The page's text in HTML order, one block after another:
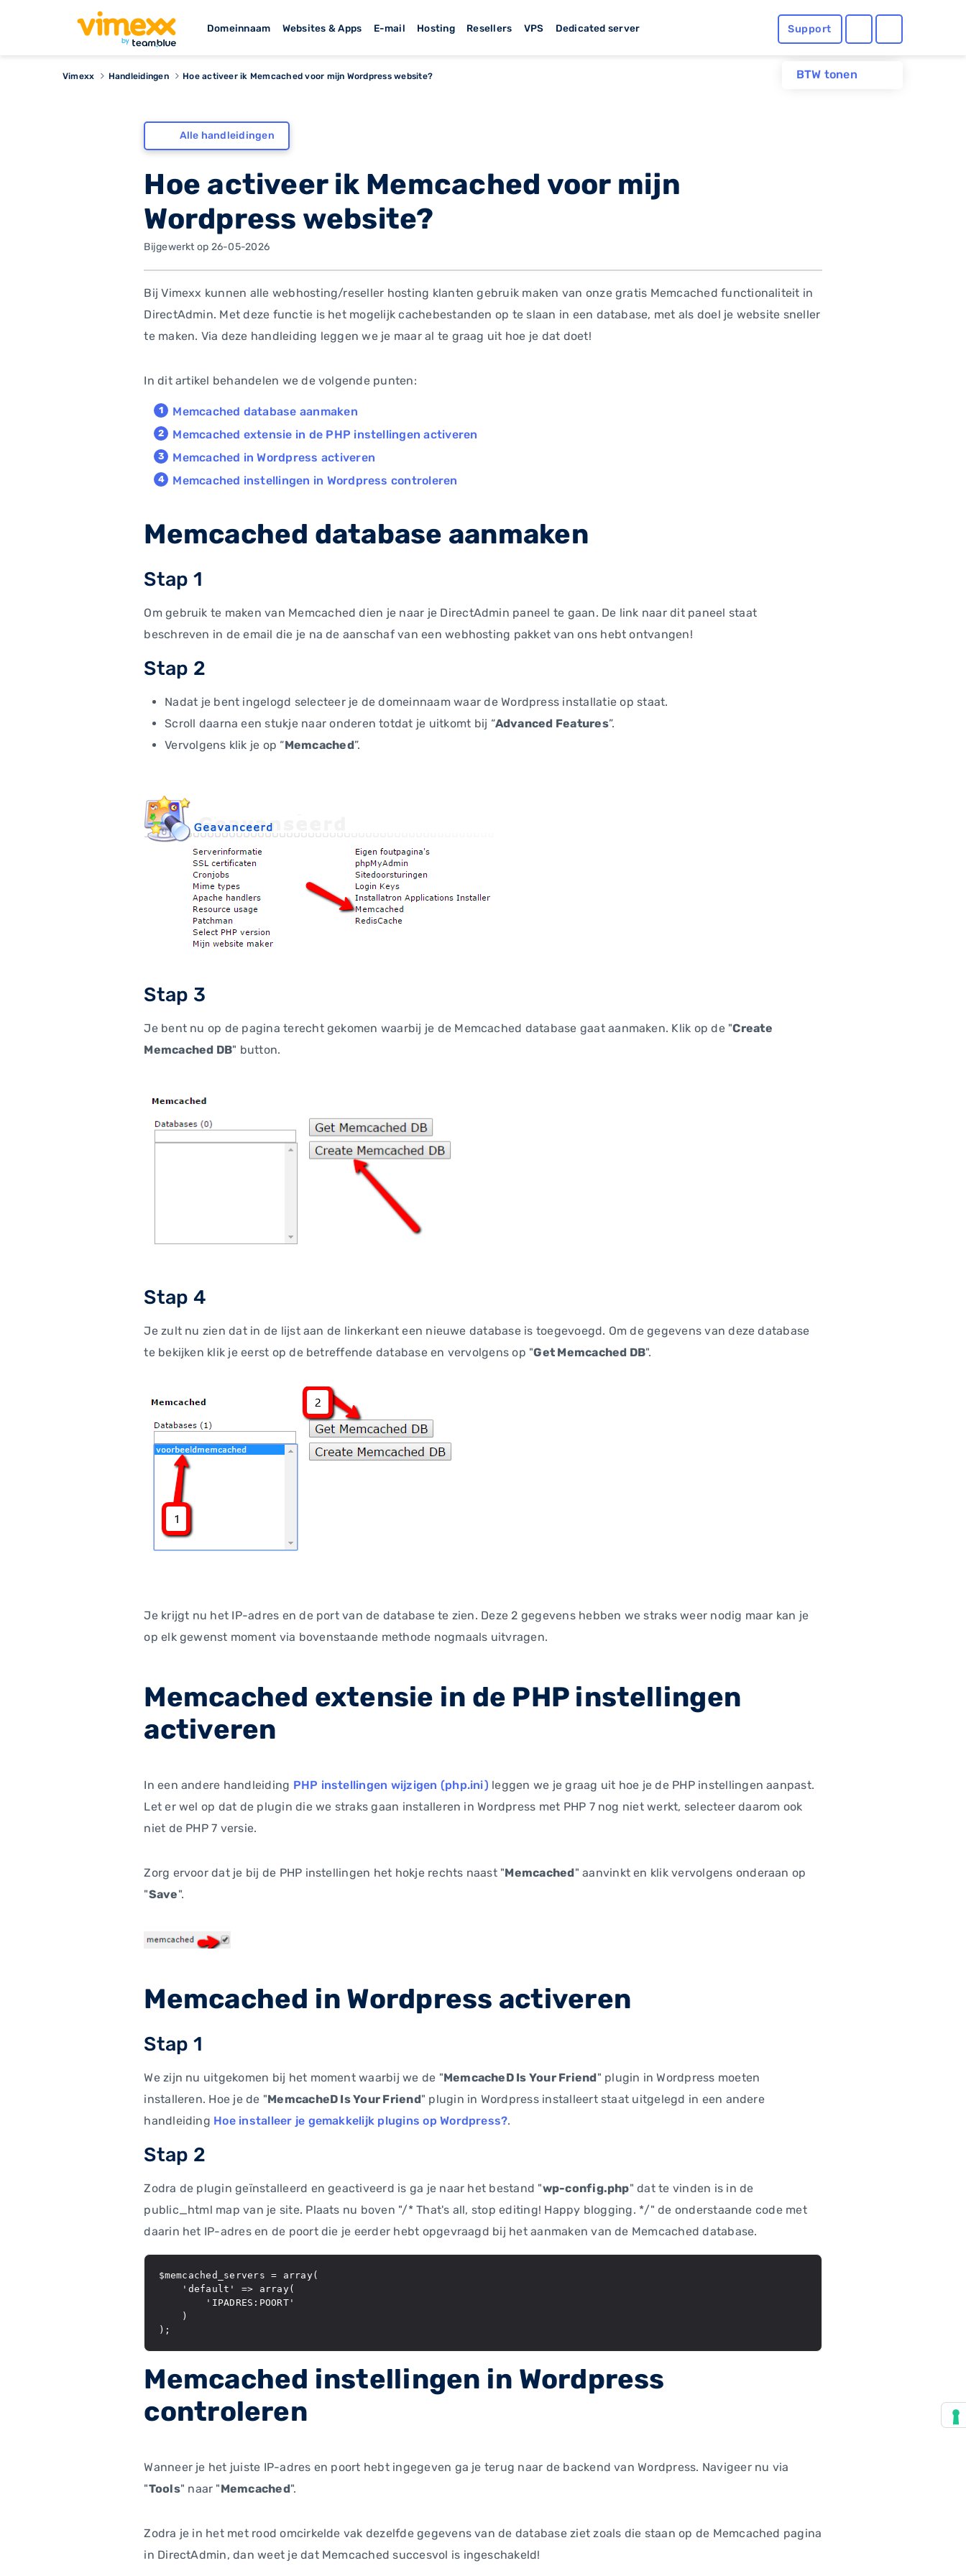
Domeinnaam Websites & Apps E-mail Hosting Resellers VPS Dedicated server Support
BTW tonen
Vimexx Handleidingen Hoe activeer ik Memcached voor mijn Wordpress website?
Alle handleidingen
Hoe activeer ik Memcached voor mijn
Wordpress website?
Bijgewerkt op 26-05-2026
Bij Vimexx kunnen alle webhosting/reseller hosting klanten gebruik maken van onze gratis Memcached functionaliteit in
DirectAdmin. Met deze functie is het mogelijk cachebestanden op te slaan in een database, met als doel je website sneller
te maken. Via deze handleiding leggen we je maar al te graag uit hoe je dat doet!
In dit artikel behandelen we de volgende punten:
Memcached database aanmaken
Memcached extensie in de PHP instellingen activeren
Memcached in Wordpress activeren
Memcached instellingen in Wordpress controleren
Memcached database aanmaken
Stap 1
Om gebruik te maken van Memcached dien je naar je DirectAdmin paneel te gaan. De link naar dit paneel staat
beschreven in de email die je na de aanschaf van een webhosting pakket van ons hebt ontvangen!
Stap 2
Nadat je bent ingelogd selecteer je de domeinnaam waar de Wordpress installatie op staat.
Scroll daarna een stukje naar onderen totdat je uitkomt bij “Advanced Features”.
Vervolgens klik je op “Memcached”.
Stap 3
Je bent nu op de pagina terecht gekomen waarbij je de Memcached database gaat aanmaken. Klik op de "Create
Memcached DB" button.
Stap 4
Je zult nu zien dat in de lijst aan de linkerkant een nieuwe database is toegevoegd. Om de gegevens van deze database
te bekijken klik je eerst op de betreffende database en vervolgens op "Get Memcached DB".
Je krijgt nu het IP-adres en de port van de database te zien. Deze 2 gegevens hebben we straks weer nodig maar kan je
op elk gewenst moment via bovenstaande methode nogmaals uitvragen.
Memcached extensie in de PHP instellingen
activeren
In een andere handleiding PHP instellingen wijzigen (php.ini) leggen we je graag uit hoe je de PHP instellingen aanpast.
Let er wel op dat de plugin die we straks gaan installeren in Wordpress met PHP 7 nog niet werkt, selecteer daarom ook
niet de PHP 7 versie.
Zorg ervoor dat je bij de PHP instellingen het hokje rechts naast "Memcached" aanvinkt en klik vervolgens onderaan op
"Save".
Memcached in Wordpress activeren
Stap 1
We zijn nu uitgekomen bij het moment waarbij we de "MemcacheD Is Your Friend" plugin in Wordpress moeten
installeren. Hoe je de "MemcacheD Is Your Friend" plugin in Wordpress installeert staat uitgelegd in een andere
handleiding Hoe installeer je gemakkelijk plugins op Wordpress?.
Stap 2
Zodra de plugin geïnstalleerd en geactiveerd is ga je naar het bestand "wp-config.php" dat te vinden is in de
public_html map van je site. Plaats nu boven "/* That's all, stop editing! Happy blogging. */" de onderstaande code met
daarin het IP-adres en de poort die je eerder hebt opgevraagd bij het aanmaken van de Memcached database.
$memcached_servers = array(
    'default' => array(
        'IPADRES:POORT'
    )
Memcached instellingen in Wordpress
controleren
Wanneer je het juiste IP-adres en poort hebt ingegeven ga je terug naar de backend van Wordpress. Navigeer nu via
"Tools" naar "Memcached".
Zodra je in het met rood omcirkelde vak dezelfde gegevens van de database ziet zoals die staan op de Memcached pagina
in DirectAdmin, dan weet je dat Memcached succesvol is ingeschakeld!